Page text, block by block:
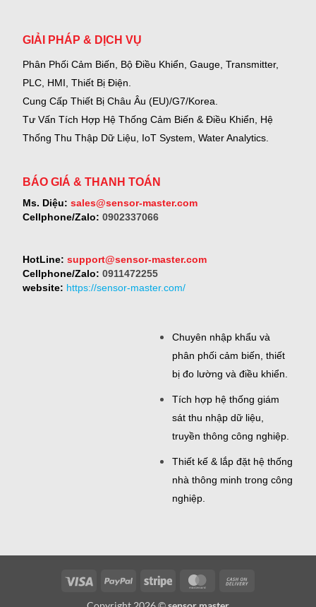
GIẢI PHÁP & DỊCH VỤ
Phân Phối Cảm Biến, Bộ Điều Khiển, Gauge, Transmitter,
PLC, HMI, Thiết Bị Điện.
Cung Cấp Thiết Bị Châu Âu (EU)/G7/Korea.
Tư Vấn Tích Hợp Hệ Thống Cảm Biến & Điều Khiển, Hệ
Thống Thu Thập Dữ Liệu, IoT System, Water Analytics.
BÁO GIÁ & THANH TOÁN
Ms. Diệu: sales@sensor-master.com
Cellphone/Zalo: 0902337066
HotLine: support@sensor-master.com
Cellphone/Zalo: 0911472255
website: https://sensor-master.com/
Chuyên nhập khẩu và
phân phối cảm biến, thiết
bị đo lường và điều khiển.
Tích hợp hệ thống giám
sát thu nhập dữ liệu,
truyền thông công nghiệp.
Thiết kế & lắp đặt hệ thống
nhà thông minh trong công
nghiệp.
Visa PayPal Stripe MasterCard